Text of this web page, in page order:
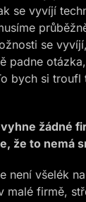
se vyvíjí
se
padne
bych si troufl
žádné
že to nemá
není všelék
malé firmě,